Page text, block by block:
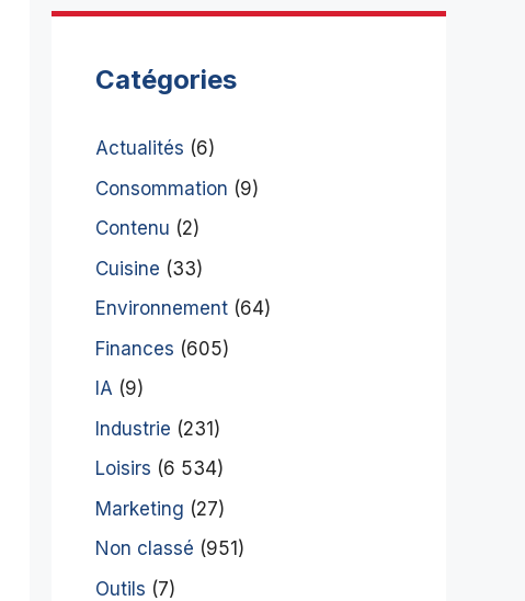
Catégories
Actualités (6)
Consommation (9)
Contenu (2)
Cuisine (33)
Environnement (64)
Finances (605)
IA (9)
Industrie (231)
Loisirs (6 534)
Marketing (27)
Non classé (951)
Outils (7)